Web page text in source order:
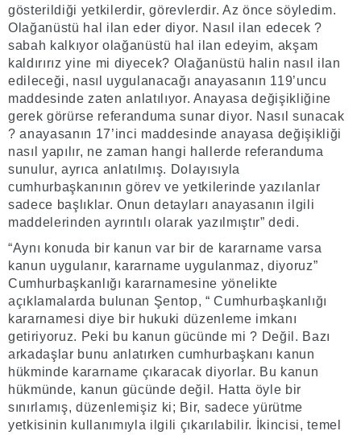
gösterildiği yetkilerdir, görevlerdir. Az önce söyledim.
Olağanüstü hal ilan eder diyor. Nasıl ilan edecek ?
sabah kalkıyor olağanüstü hal ilan edeyim, akşam
kaldırırız yine mi diyecek? Olağanüstü halin nasıl ilan
edileceği, nasıl uygulanacağı anayasanın 119’uncu
maddesinde zaten anlatılıyor. Anayasa değişikliğine
gerek görürse referanduma sunar diyor. Nasıl sunacak
? anayasanın 17’inci maddesinde anayasa değişikliği
nasıl yapılır, ne zaman hangi hallerde referanduma
sunulur, ayrıca anlatılmış. Dolayısıyla
cumhurbaşkanının görev ve yetkilerinde yazılanlar
sadece başlıklar. Onun detayları anayasanın ilgili
maddelerinden ayrıntılı olarak yazılmıştır” dedi.
“Aynı konuda bir kanun var bir de kararname varsa
kanun uygulanır, kararname uygulanmaz, diyoruz”
Cumhurbaşkanlığı kararnamesine yönelikte
açıklamalarda bulunan Şentop, “ Cumhurbaşkanlığı
kararnamesi diye bir hukuki düzenleme imkanı
getiriyoruz. Peki bu kanun gücünde mi ? Değil. Bazı
arkadaşlar bunu anlatırken cumhurbaşkanı kanun
hükminde kararname çıkaracak diyorlar. Bu kanun
hükmünde, kanun gücünde değil. Hatta öyle bir
sınırlamış, düzenlemişiz ki; Bir, sadece yürütme
yetkisinin kullanımıyla ilgili çıkarılabilir. İkincisi, temel